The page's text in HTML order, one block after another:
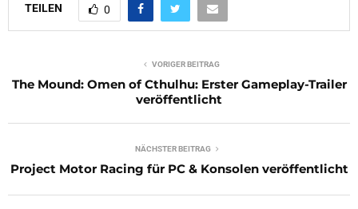
TEILEN 0
VORIGER BEITRAG
The Mound: Omen of Cthulhu: Erster Gameplay-Trailer
veröffentlicht
NÄCHSTER BEITRAG
Project Motor Racing für PC & Konsolen veröffentlicht